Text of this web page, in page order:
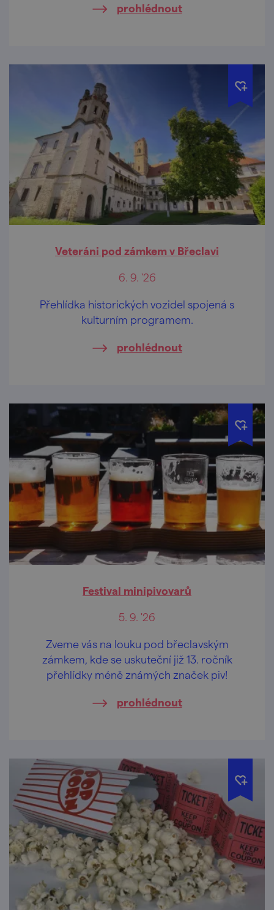
prohlédnout
Veteráni pod zámkem v Břeclavi
6. 9. '26
Přehlídka historických vozidel spojená s
kulturním programem.
prohlédnout
Festival minipivovarů
5. 9. '26
Zveme vás na louku pod břeclavským
zámkem, kde se uskuteční již 13. ročník
přehlídky méně známých značek piv!
prohlédnout